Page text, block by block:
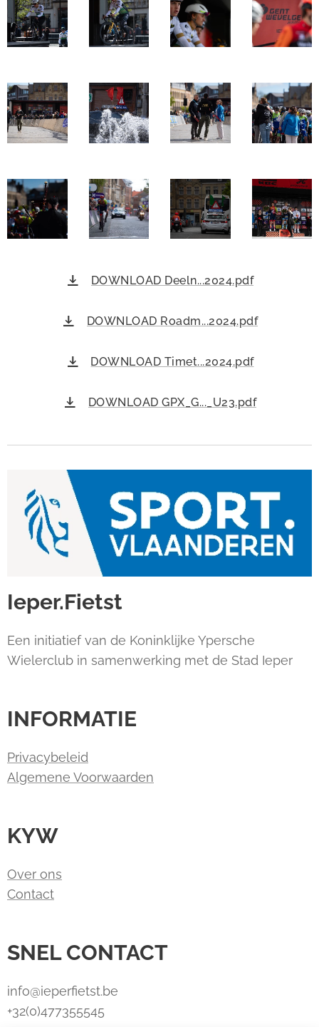
DOWNLOAD Deeln...2024.pdf
DOWNLOAD Roadm...2024.pdf
DOWNLOAD Timet...2024.pdf
DOWNLOAD GPX_G..._U23.pdf
Ieper.Fietst
Een initiatief van de Koninklijke Ypersche
Wielerclub in samenwerking met de Stad Ieper
INFORMATIE
Privacybeleid
Algemene Voorwaarden
KYW
Over ons
Contact
SNEL CONTACT
info@ieperfietst.be
+32(0)477355545